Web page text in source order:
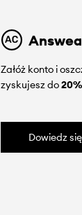
Załóż konto i
zyskujesz do20%
Dowiedz